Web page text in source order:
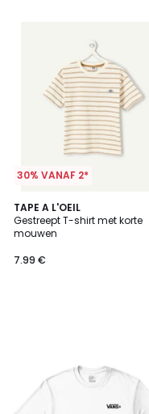
30% VANAF 2*
TAPE A L'OEIL
Gestreept T-shirt met korte
mouwen
7.99 €